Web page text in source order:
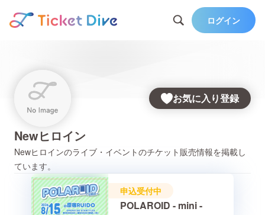
ログイン
お気に入り登録
Newヒロイン
Newヒロインのライブ・イベントのチケット販売情報を掲載し
ています。
申込受付中
POLAROID - mini -